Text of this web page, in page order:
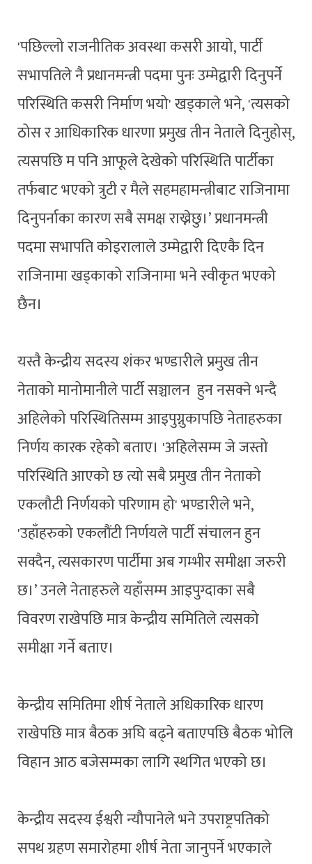
'पछिल्लो राजनीतिक अवस्था कसरी आयो, पार्टी
सभापतिले नै प्रधानमन्त्री पदमा पुनः उम्मेद्वारी दिनुपर्ने
परिस्थिति कसरी निर्माण भयो' खड्काले भने, 'त्यसको
ठोस र आधिकारिक धारणा प्रमुख तीन नेताले दिनुहोस्,
त्यसपछि म पनि आफूले देखेको परिस्थिति पार्टीका
तर्फबाट भएको त्रुटी र मैले सहमहामन्त्रीबाट राजिनामा
दिनुपर्नाका कारण सबै समक्ष राख्नेछु।’ प्रधानमन्त्री
पदमा सभापति कोइरालाले उम्मेद्वारी दिएकै दिन
राजिनामा खड्काको राजिनामा भने स्वीकृत भएको
छैन।
यस्तै केन्द्रीय सदस्य शंकर भण्डारीले प्रमुख तीन
नेताको मानोमानीले पार्टी सञ्चालन हुन नसक्ने भन्दै
अहिलेको परिस्थितिसम्म आइपुग्नुकापछि नेताहरुका
निर्णय कारक रहेको बताए। 'अहिलेसम्म जे जस्तो
परिस्थिति आएको छ त्यो सबै प्रमुख तीन नेताको
एकलौटी निर्णयको परिणाम हो' भण्डारीले भने,
'उहाँहरुको एकलौंटी निर्णयले पार्टी संचालन हुन
सक्दैन, त्यसकारण पार्टीमा अब गम्भीर समीक्षा जरुरी
छ।’ उनले नेताहरुले यहाँसम्म आइपुग्दाका सबै
विवरण राखेपछि मात्र केन्द्रीय समितिले त्यसको
समीक्षा गर्ने बताए।
केन्द्रीय समितिमा शीर्ष नेताले अधिकारिक धारण
राखेपछि मात्र बैठक अघि बढ्ने बताएपछि बैठक भोलि
विहान आठ बजेसम्मका लागि स्थगित भएको छ।
केन्द्रीय सदस्य ईश्वरी न्यौपानेले भने उपराष्ट्रपतिको
सपथ ग्रहण समारोहमा शीर्ष नेता जानुपर्ने भएकाले